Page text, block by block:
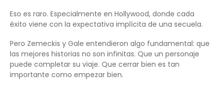
Eso es raro. Especialmente en Hollywood, donde cada
éxito viene con la expectativa implícita de una secuela.
Pero Zemeckis y Gale entendieron algo fundamental: que
las mejores historias no son infinitas. Que un personaje
puede completar su viaje. Que cerrar bien es tan
importante como empezar bien.